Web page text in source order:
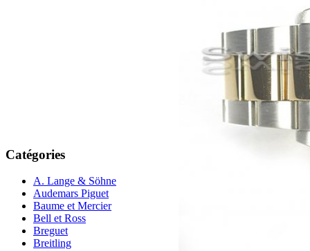
Catégories
A. Lange & Söhne
Audemars Piguet
Baume et Mercier
Bell et Ross
Breguet
Breitling